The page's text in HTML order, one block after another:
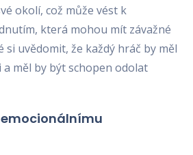
okolí, což může vést k
která mohou mít závažné
si uvědomit, že každý hráč by měl
měl by být schopen odolat